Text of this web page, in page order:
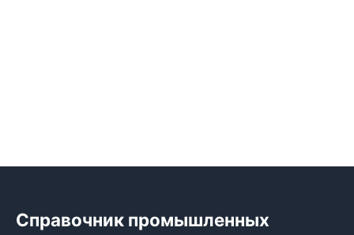
Справочник промышленных